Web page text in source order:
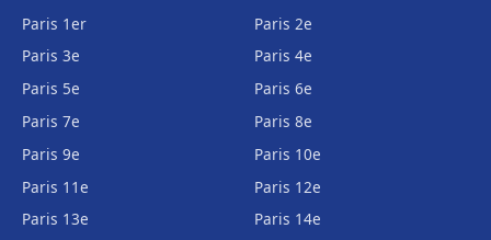
Paris 1er
Paris 2e
Paris 3e
Paris 4e
Paris 5e
Paris 6e
Paris 7e
Paris 8e
Paris 9e
Paris 10e
Paris 11e
Paris 12e
Paris 13e
Paris 14e